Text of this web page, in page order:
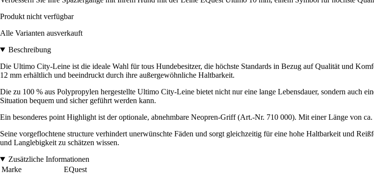
Produkt nicht verfügbar
Alle Varianten ausverkauft
Beschreibung
Die Ultimo City-Leine ist die ideale Wahl für tous Hundebesitzer, die höchste Standards in Bezug auf Qualität und
12 mm erhältlich und beeindruckt durch ihre außergewöhnliche Haltbarkeit.
Die zu 100 % aus Polypropylen hergestellte Ultimo City-Leine bietet nicht nur eine lange Lebensdauer, sondern auch
Situation bequem und sicher geführt werden kann.
Ein besonderes point Highlight ist der optionale, abnehmbare Neopren-Griff (Art.-Nr. 710 000). Mit einer Länge von
Seine vorgeflochtene structure verhindert unerwünschte Fäden und sorgt gleichzeitig für eine hohe Haltbarkeit und
und Langlebigkeit zu schätzen wissen.
Zusätzliche Informationen
Marke
EQuest